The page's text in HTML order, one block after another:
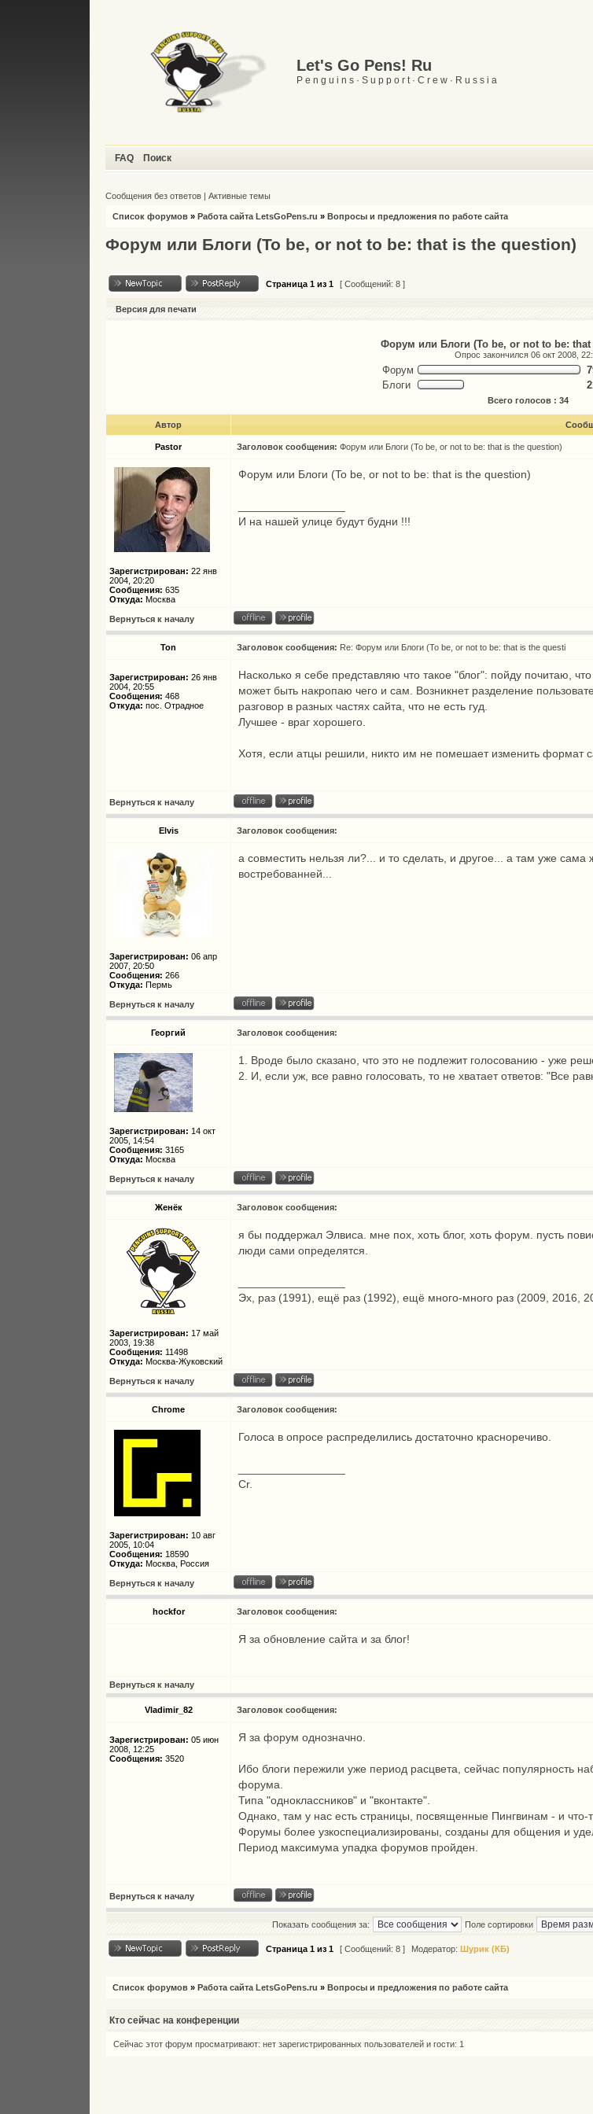
Let's Go Pens! Ru
P e n g u i n s · S u p p o r t · C r e w · R u s s i a
FAQ Поиск
Сообщения без ответов |Активные темы
Список форумов »Работа сайта LetsGoPens.ru »Вопросы и предложения по работе сайта
Форум или Блоги (To be, or not to be: that is the question)
Страница1 из1 [ Сообщений: 8 ]
Версия для печати
Форум или Блоги (To be, or not to be:
Опрос закончился 06 окт 2008,
Форум
Блоги
Всего голосов : 34
Автор
Pastor Заголовок сообщения: Форум или Блоги (To be, or not to be: that is the question)
Зарегистрирован: 22 янв
2004, 20:20
Сообщения: 635
Откуда: Москва
Форум или Блоги (To be, or not to be: that is the question)
И на нашей улице будут будни !!!
Вернуться к началу
Ton Заголовок сообщения: Re: Форум или Блоги (To be, or not to be: that is the questi
Зарегистрирован: 26 янв
2004, 20:55
Сообщения: 468
Откуда: пос. Отрадное
Насколько я себе представляю что такое "блог": пойду почитаю,
может быть накропаю чего и сам. Возникнет разделение
разговор в разных частях сайта, что не есть гуд.
Лучшее - враг хорошего.
Хотя, если атцы решили, никто им не помешает изменить формат
Вернуться к началу
Elvis Заголовок сообщения:
Зарегистрирован: 06 апр
2007, 20:50
Сообщения: 266
Откуда: Пермь
а совместить нельзя ли?... и то сделать, и другое... а там уже сама
востребованней...
Вернуться к началу
Георгий Заголовок сообщения:
Зарегистрирован: 14 окт
2005, 14:54
Сообщения: 3165
Откуда: Москва
1. Вроде было сказано, что это не подлежит голосованию - уже
2. И, если уж, все равно голосовать, то не хватает ответов: "Все
Вернуться к началу
Женёк Заголовок сообщения:
Зарегистрирован: 17 май
2003, 19:38
Сообщения: 11498
Откуда: Москва-Жуковский
я бы поддержал Элвиса. мне пох, хоть блог, хоть форум. пусть
люди сами определятся.
Эх, раз (1991), ещё раз (1992), ещё много-много раз (2009, 2016,
Вернуться к началу
Chrome Заголовок сообщения:
Зарегистрирован: 10 авг
2005, 10:04
Сообщения: 18590
Откуда: Москва, Россия
Голоса в опросе распределились достаточно красноречиво.
Cr.
Вернуться к началу
hockfor Заголовок сообщения:
Я за обновление сайта и за блог!
Вернуться к началу
Vladimir_82 Заголовок сообщения:
Зарегистрирован: 05 июн
2008, 12:25
Сообщения: 3520
Я за форум однозначно.
Ибо блоги пережили уже период расцвета, сейчас популярность
форума.
Типа "одноклассников" и "вконтакте".
Однако, там у нас есть страницы, посвященные Пингвинам - и что-
Форумы более узкоспециализированы, созданы для общения и
Период максимума упадка форумов пройден.
Вернуться к началу
Показать сообщения за: Поле сортировки
Страница1 из1 [ Сообщений: 8 ] Модератор:Шурик (КБ)
Список форумов »Работа сайта LetsGoPens.ru »Вопросы и предложения по работе сайта
Кто сейчас на конференции
Сейчас этот форум просматривают: нет зарегистрированных пользователей и гости: 1